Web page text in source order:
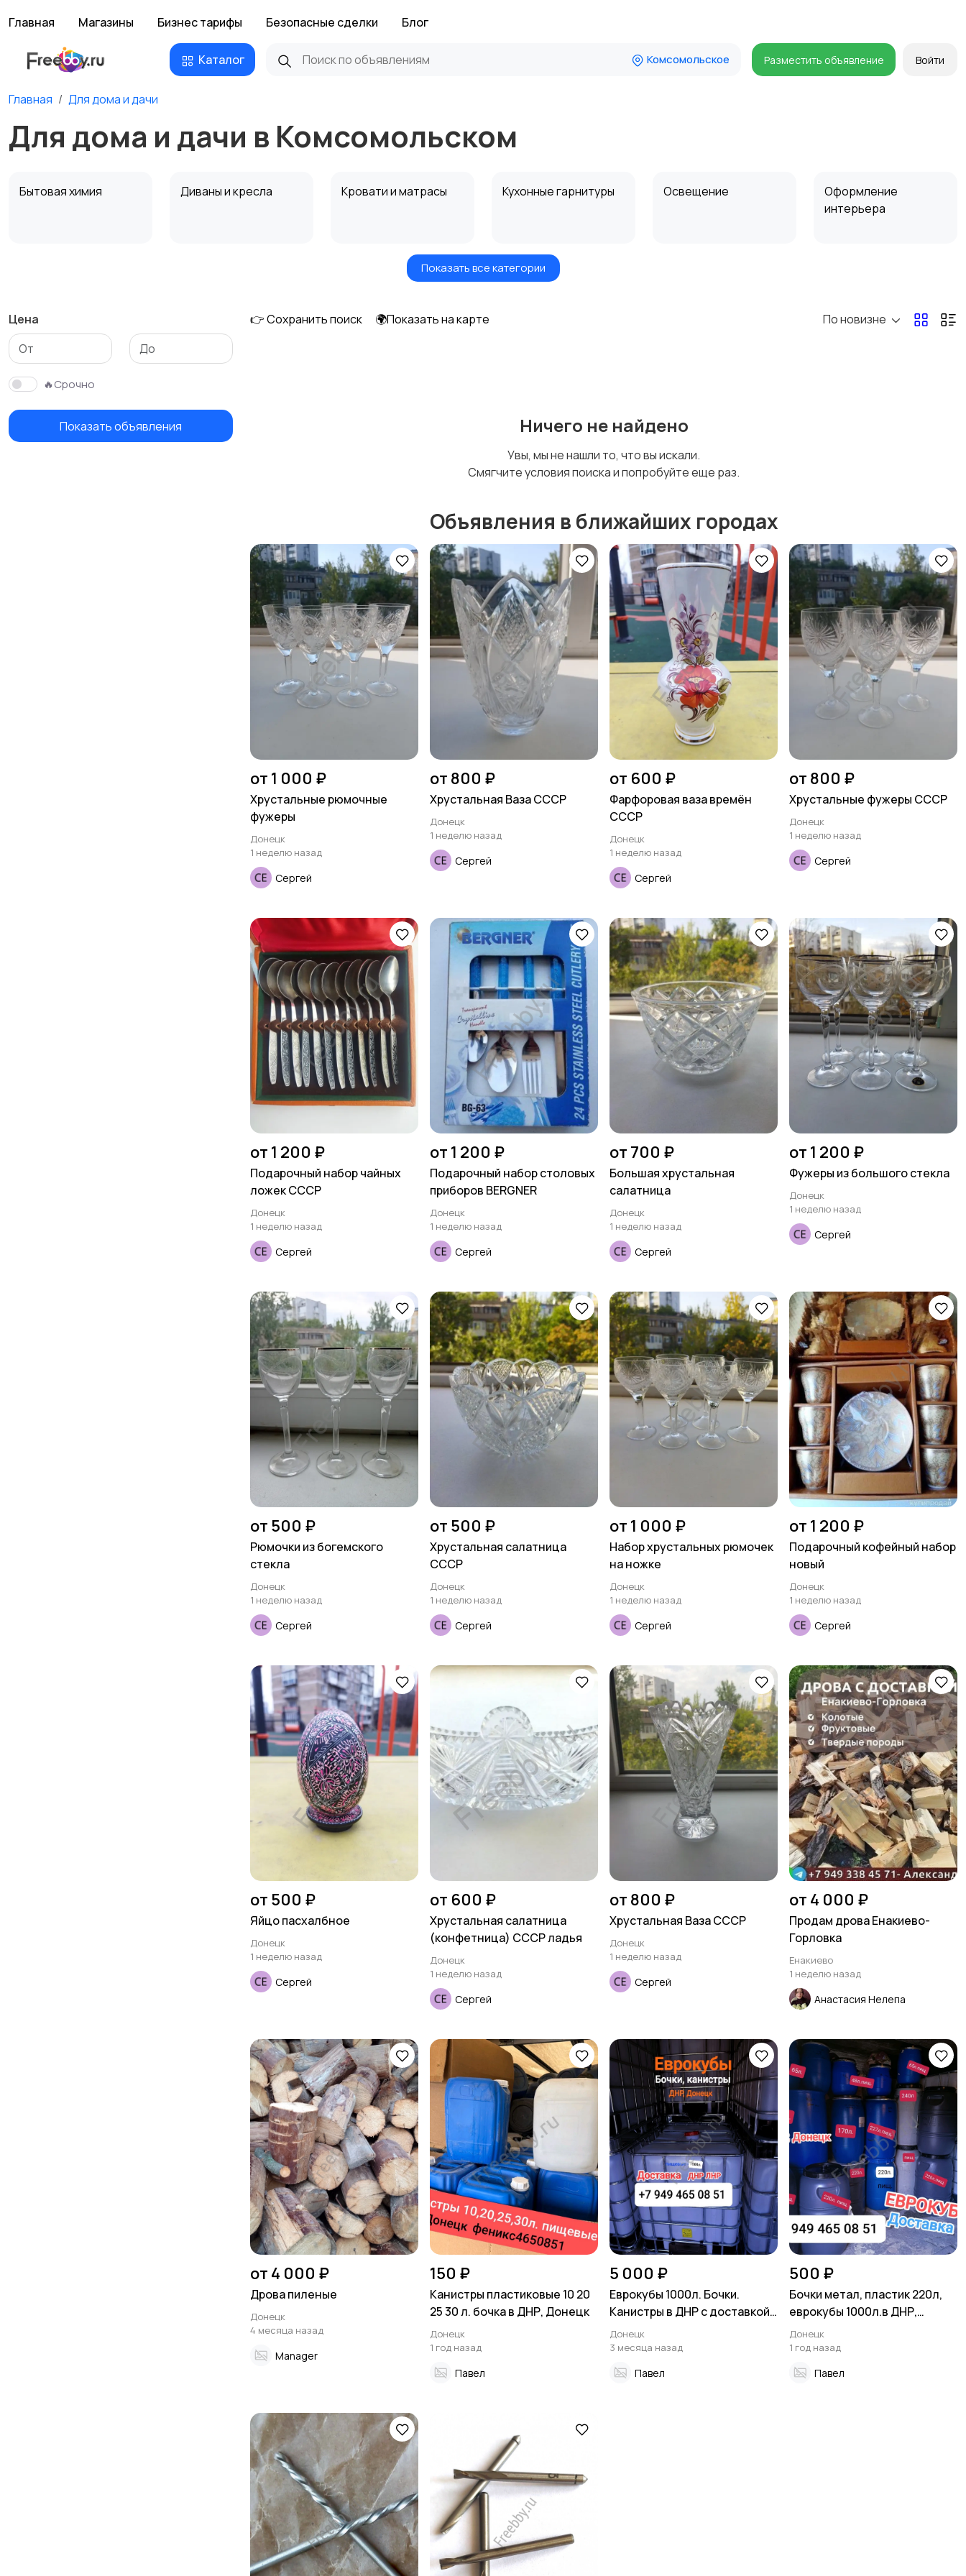
Главная Магазины Бизнес тарифы Безопасные сделки Блог
Каталог Комсомольское Разместить объявление Войти
Главная Для дома и дачи
Для дома и дачи в Комсомольском
Бытовая химия Диваны и кресла Кровати и матрасы Кухонные гарнитуры Освещение
Оформление
интерьера
Растения и семена
Столы и стулья Текстиль и ковры
Показать все категории
Цена
🔥Срочно
Показать объявления
👉 Сохранить поиск 🌍Показать на карте По новизне
Ничего не найдено
Увы, мы не нашли то, что вы искали.
Смягчите условия поиска и попробуйте еще раз.
Объявления в ближайших городах
от 1 000 ₽
Хрустальные рюмочные
фужеры
Донецк
1 неделю назад
Сергей
от 800 ₽
Хрустальная Ваза СССР
Донецк
1 неделю назад
Сергей
от 600 ₽
Фарфоровая ваза времён
СССР
Донецк
1 неделю назад
Сергей
от 800 ₽
Хрустальные фужеры СССР
Донецк
1 неделю назад
Сергей
от 1 200 ₽
Подарочный набор чайных
ложек СССР
Донецк
1 неделю назад
Сергей
от 1 200 ₽
Подарочный набор столовых
приборов BERGNER
Донецк
1 неделю назад
Сергей
от 700 ₽
Большая хрустальная
салатница
Донецк
1 неделю назад
Сергей
от 1 200 ₽
Фужеры из большого стекла
Донецк
1 неделю назад
Сергей
от 500 ₽
Рюмочки из богемского
стекла
Донецк
1 неделю назад
Сергей
от 500 ₽
Хрустальная салатница
СССР
Донецк
1 неделю назад
Сергей
от 1 000 ₽
Набор хрустальных рюмочек
на ножке
Донецк
1 неделю назад
Сергей
от 1 200 ₽
Подарочный кофейный набор
новый
Донецк
1 неделю назад
Сергей
от 500 ₽
Яйцо пасхалбное
Донецк
1 неделю назад
Сергей
от 600 ₽
Хрустальная салатница
(конфетница) СССР ладья
Донецк
1 неделю назад
Сергей
от 800 ₽
Хрустальная Ваза СССР
Донецк
1 неделю назад
Сергей
от 4 000 ₽
Продам дрова Енакиево-
Горловка
Енакиево
1 неделю назад
Анастасия Нелепа
от 4 000 ₽
Дрова пиленые
Донецк
4 месяца назад
Manager
150 ₽
Канистры пластиковые 10 20
25 30 л. бочка в ДНР, Донецк
Донецк
1 год назад
Павел
5 000 ₽
Еврокубы 1000л. Бочки.
Канистры в ДНР с доставкой
по низким ценам
Донецк
3 месяца назад
Павел
500 ₽
Бочки метал, пластик 220л,
еврокубы 1000л.в ДНР,
Донецк
Донецк
1 год назад
Павел